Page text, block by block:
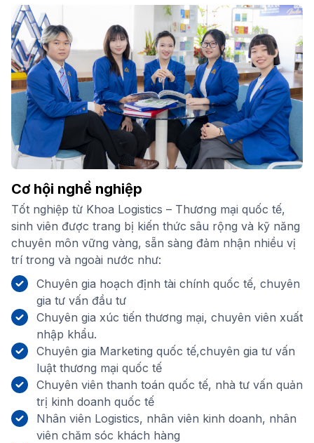
Cơ hội nghề nghiệp
Tốt nghiệp từ Khoa Logistics – Thương mại quốc tế,
sinh viên được trang bị kiến thức sâu rộng và kỹ năng
chuyên môn vững vàng, sẵn sàng đảm nhận nhiều vị
trí trong và ngoài nước như:
Chuyên gia hoạch định tài chính quốc tế, chuyên
gia tư vấn đầu tư
Chuyên gia xúc tiến thương mại, chuyên viên xuất
nhập khẩu.
Chuyên gia Marketing quốc tế,chuyên gia tư vấn
luật thương mại quốc tế
Chuyên viên thanh toán quốc tế, nhà tư vấn quản
trị kinh doanh quốc tế
Nhân viên Logistics, nhân viên kinh doanh, nhân
viên chăm sóc khách hàng